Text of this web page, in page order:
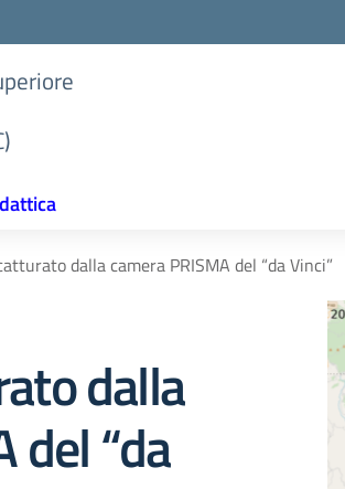
dalla camera PRISMA del “da Vinci”
dalla
del “da